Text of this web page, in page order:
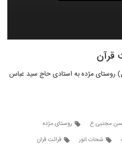
قرآن
مژده به استادی حاج سید عباس
مجتبی ع
روستای مژده
شحات انور
قرائت قران